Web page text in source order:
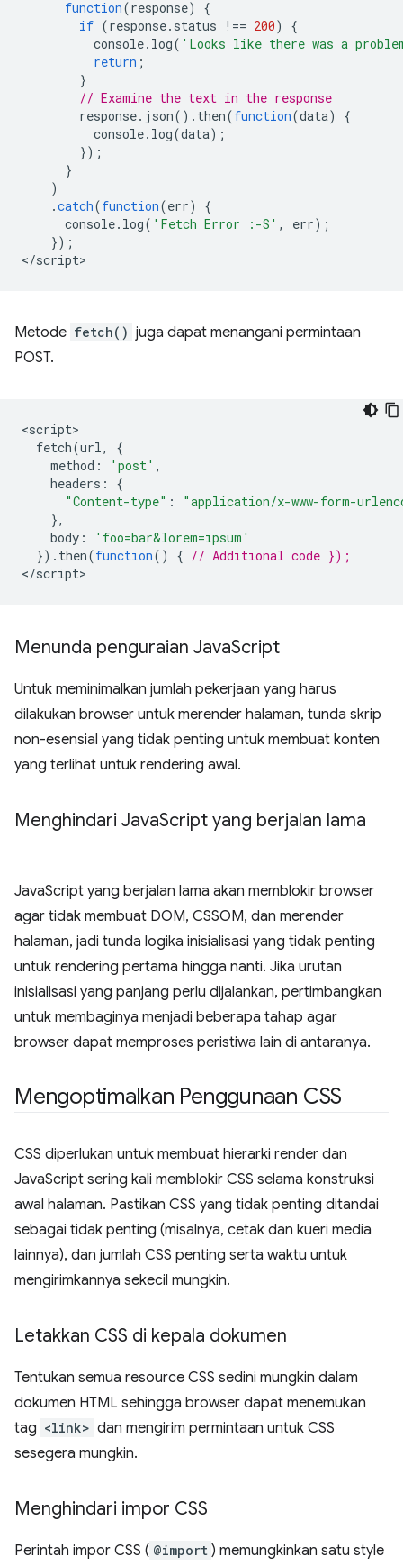
function(response)
{
if (response. status !== 200)
{
console. log( 'Looks like there was a
return ;
}
// Examine the text in the response
response. json(). then(function(data)
{
console. log(data);
});
}
)
.catch(function(err)
{
console. log( 'Fetch Error :-S' , err);
});
</script
Metode fetch() juga dapat menangani permintaan
POST.
<script
fetch(url,
{
method : 'post' ,
headers :
{
"Content-type" :
"application/x-www-form-
},
body :
'foo=bar&lorem=ipsum'
}). then(function() { // Additional code });
</script
Menunda penguraian JavaScript
Untuk meminimalkan jumlah pekerjaan yang harus
dilakukan browser untuk merender halaman, tunda skrip
non-esensial yang tidak penting untuk membuat konten
yang terlihat untuk rendering awal.
Menghindari JavaScript yang berjalan lama
JavaScript yang berjalan lama akan memblokir browser
agar tidak membuat DOM, CSSOM, dan merender
halaman, jadi tunda logika inisialisasi yang tidak penting
untuk rendering pertama hingga nanti. Jika urutan
inisialisasi yang panjang perlu dijalankan, pertimbangkan
untuk membaginya menjadi beberapa tahap agar
browser dapat memproses peristiwa lain di antaranya.
Mengoptimalkan Penggunaan CSS
CSS diperlukan untuk membuat hierarki render dan
JavaScript sering kali memblokir CSS selama konstruksi
awal halaman. Pastikan CSS yang tidak penting ditandai
sebagai tidak penting (misalnya, cetak dan kueri media
lainnya), dan jumlah CSS penting serta waktu untuk
mengirimkannya sekecil mungkin.
Letakkan CSS di kepala dokumen
Tentukan semua resource CSS sedini mungkin dalam
dokumen HTML sehingga browser dapat menemukan
tag <link> dan mengirim permintaan untuk CSS
sesegera mungkin.
Menghindari impor CSS
Perintah impor CSS ( @import ) memungkinkan satu style